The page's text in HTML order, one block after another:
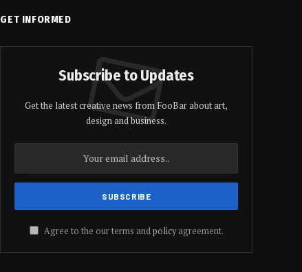
GET INFORMED
Subscribe to Updates
Get the latest creative news from FooBar about art,
design and business.
Agree to the our terms andpolicyagreement.